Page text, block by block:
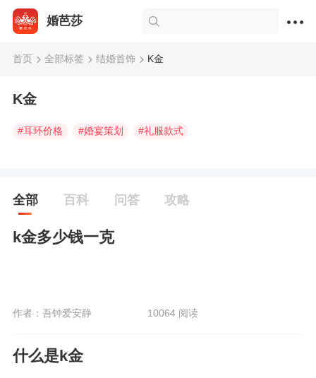
婚芭莎
首页 全部标签 结婚首饰 K金
K金
#耳环价格 #婚宴策划 #礼服款式
全部 百科 问答 攻略
k金多少钱一克
作者：吾钟爱安静 10064 阅读
什么是k金